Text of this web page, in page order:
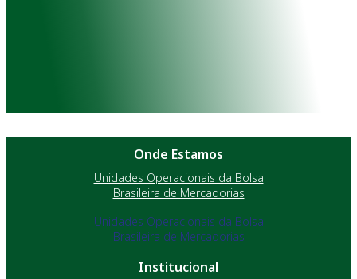
Onde Estamos
Unidades Operacionais da Bolsa
Brasileira de Mercadorias
Unidades Operacionais da Bolsa
Brasileira de Mercadorias
Institucional